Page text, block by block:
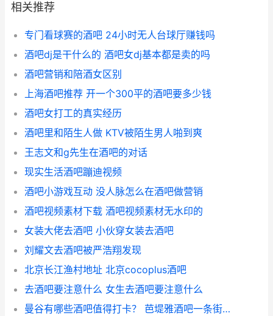
相关推荐
专门看球赛的酒吧 24小时无人台球厅赚钱吗
酒吧dj是干什么的 酒吧女dj基本都是卖的吗
酒吧营销和陪酒女区别
上海酒吧推荐 开一个300平的酒吧要多少钱
酒吧女打工的真实经历
酒吧里和陌生人做 KTV被陌生男人啪到爽
王志文和g先生在酒吧的对话
现实生活酒吧蹦迪视频
酒吧小游戏互动 没人脉怎么在酒吧做营销
酒吧视频素材下载 酒吧视频素材无水印的
女装大佬去酒吧 小伙穿女装去酒吧
刘耀文去酒吧被严浩翔发现
北京长江渔村地址 北京cocoplus酒吧
去酒吧要注意什么 女生去酒吧要注意什么
曼谷有哪些酒吧值得打卡？ 芭堤雅酒吧一条街消费